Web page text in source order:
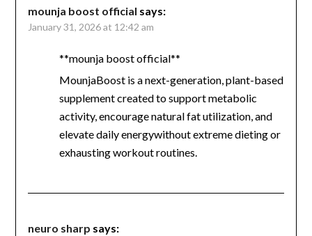
mounja boost official says:
January 31, 2026 at 12:42 am
**mounja boost official**
MounjaBoost is a next-generation, plant-based
supplement created to support metabolic
activity, encourage natural fat utilization, and
elevate daily energywithout extreme dieting or
exhausting workout routines.
neuro sharp says: